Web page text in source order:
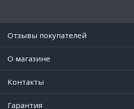
Отзывы покупателей
O магазине
Контакты
Гарантия